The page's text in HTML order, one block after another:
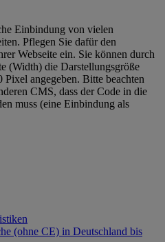
Einbindung von vielen
Pflegen Sie dafür den
Webseite ein. Sie können durch
(Width) die Darstellungsgröße
Pixel angegeben. Bitte beachten
CMS, dass der Code in die
muss (eine Einbindung als
(ohne CE) in Deutschland bis